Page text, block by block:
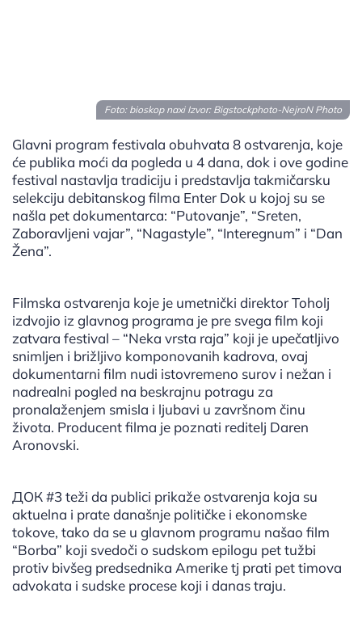
Foto: bioskop naxi Izvor: Bigstockphoto-NejroN Photo
Glavni program festivala obuhvata 8 ostvarenja, koje
će publika moći da pogleda u 4 dana, dok i ove godine
festival nastavlja tradiciju i predstavlja takmičarsku
selekciju debitanskog filma Enter Dok u kojoj su se
našla pet dokumentarca: “Putovanje”, “Sreten,
Zaboravljeni vajar”, “Nagastyle”, “Interegnum” i “Dan
Žena”.
Filmska ostvarenja koje je umetnički direktor Toholj
izdvojio iz glavnog programa je pre svega film koji
zatvara festival – “Neka vrsta raja” koji je upečatljivo
snimljen i brižljivo komponovanih kadrova, ovaj
dokumentarni film nudi istovremeno surov i nežan i
nadrealni pogled na beskrajnu potragu za
pronalaženjem smisla i ljubavi u završnom činu
života. Producent filma je poznati reditelj Daren
Aronovski.
ДОК #3 teži da publici prikaže ostvarenja koja su
aktuelna i prate današnje političke i ekonomske
tokove, tako da se u glavnom programu našao film
“Borba” koji svedoči o sudskom epilogu pet tužbi
protiv bivšeg predsednika Amerike tj prati pet timova
advokata i sudske procese koji i danas traju.